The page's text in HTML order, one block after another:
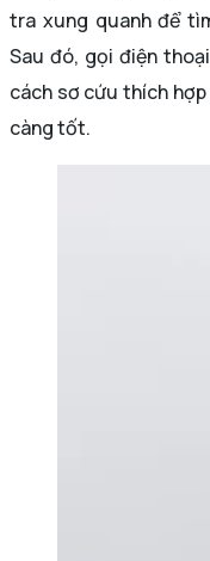
tra xung quanh để
Sau đó, gọi điện
cách sơ cứu thích
càng tốt.